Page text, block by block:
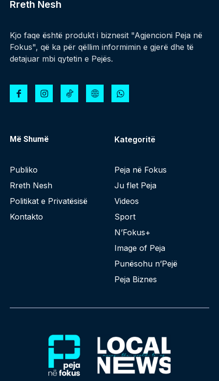
Rreth Nesh
Kjo faqe është produkt i biznesit "Agjencioni Peja në
Fokus", që ka për qëllim informimin e gjerë dhe të
detajuar mbi qytetin e Pejës.
Më Shumë
Publiko
Rreth Nesh
Politikat e Privatësisë
Kontakto
Kategoritë
Peja në Fokus
Ju flet Peja
Videos
Sport
N’Fokus+
Image of Peja
Punësohu n’Pejë
Peja Biznes